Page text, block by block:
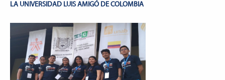
LA UNIVERSIDAD LUIS AMIGÓ DE COLOMBIA